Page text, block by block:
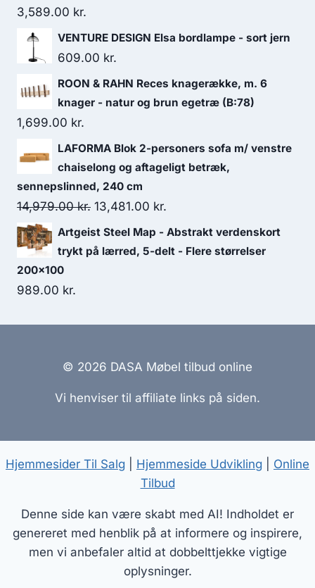
3,589.00 kr.
VENTURE DESIGN Elsa bordlampe - sort jern
609.00 kr.
ROON & RAHN Reces knagerække, m. 6
knager - natur og brun egetræ (B:78)
1,699.00 kr.
LAFORMA Blok 2-personers sofa m/ venstre
chaiselong og aftageligt betræk,
sennepslinned, 240 cm
14,979.00kr. 13,481.00 kr.
Artgeist Steel Map - Abstrakt verdenskort
trykt på lærred, 5-delt - Flere størrelser
200x100
989.00 kr.
© 2026 DASA Møbel tilbud online
Vi henviser til affiliate links på siden.
Hjemmesider Til Salg Hjemmeside Udvikling
Online
Tilbud
Denne side kan være skabt med AI! Indholdet er
genereret med henblik på at informere og inspirere,
men vi anbefaler altid at dobbelttjekke vigtige
oplysninger.